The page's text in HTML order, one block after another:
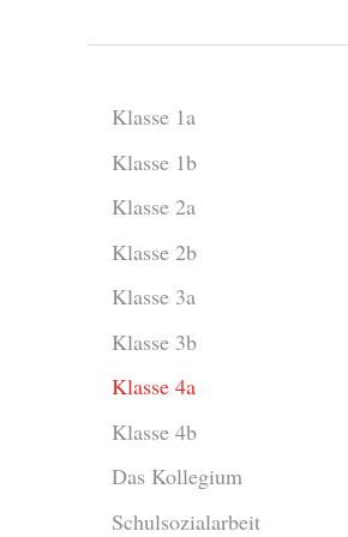
Klasse 1a
Klasse 1b
Klasse 2a
Klasse 2b
Klasse 3a
Klasse 3b
Klasse 4a
Klasse 4b
Das Kollegium
Schulsozialarbeit